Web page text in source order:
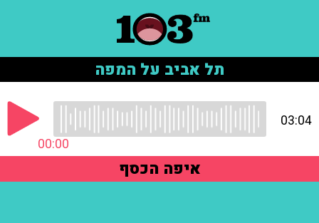
תל אביב על המפה
00:00
03:04
איפה הכסף